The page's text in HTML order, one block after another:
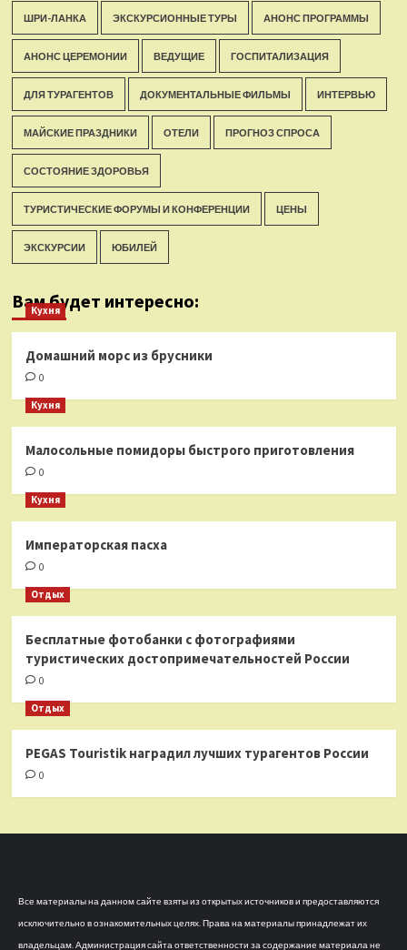
ШРИ-ЛАНКА ЭКСКУРСИОННЫЕ ТУРЫ АНОНС ПРОГРАММЫ
АНОНС ЦЕРЕМОНИИ ВЕДУЩИЕ ГОСПИТАЛИЗАЦИЯ
ДЛЯ ТУРАГЕНТОВ ДОКУМЕНТАЛЬНЫЕ ФИЛЬМЫ ИНТЕРВЬЮ
МАЙСКИЕ ПРАЗДНИКИ ОТЕЛИ ПРОГНОЗ СПРОСА
СОСТОЯНИЕ ЗДОРОВЬЯ
ТУРИСТИЧЕСКИЕ ФОРУМЫ И КОНФЕРЕНЦИИ ЦЕНЫ
ЭКСКУРСИИ ЮБИЛЕЙ
Вам будет интересно:
Кухня
Домашний морс из брусники
0
Кухня
Малосольные помидоры быстрого приготовления
0
Кухня
Императорская пасха
0
Отдых
Бесплатные фотобанки с фотографиями
туристических достопримечательностей России
0
Отдых
PEGAS Touristik наградил лучших турагентов России
0
Все материалы на данном сайте взяты из открытых источников и предоставляются
исключительно в ознакомительных целях. Права на материалы принадлежат их
владельцам. Администрация сайта ответственности за содержание материала не